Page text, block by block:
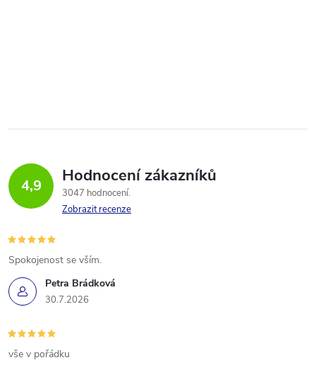
4,9 Hodnocení zákazníků
3047 hodnocení
Zobrazit recenze
Petra Brádková
30.7.2026
Spokojenost se vším.
vše v pořádku